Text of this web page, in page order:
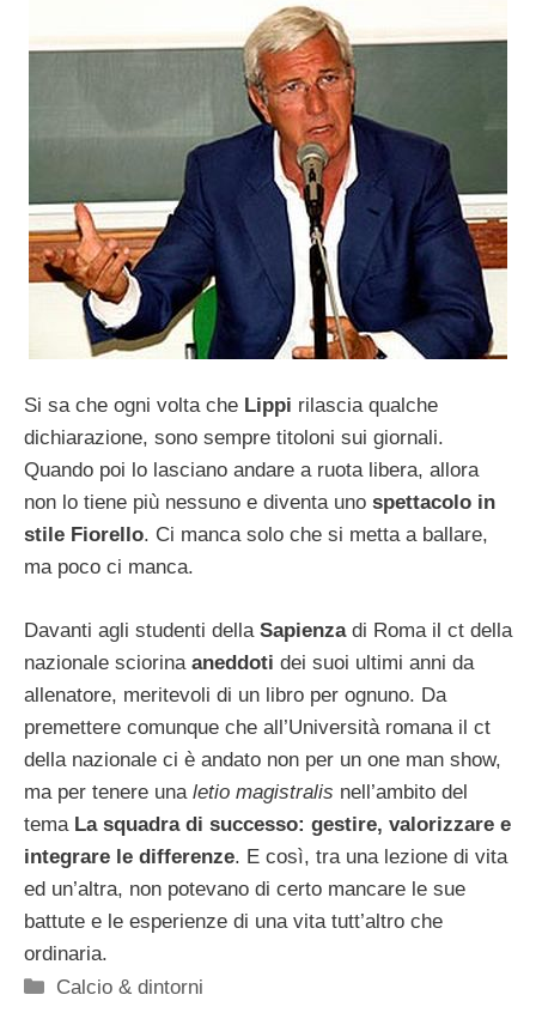
Si sa che ogni volta che Lippi rilascia qualche
dichiarazione, sono sempre titoloni sui giornali.
Quando poi lo lasciano andare a ruota libera, allora
non lo tiene più nessuno e diventa uno spettacolo in
stile Fiorello. Ci manca solo che si metta a ballare,
ma poco ci manca.
Davanti agli studenti della Sapienza di Roma il ct della
nazionale sciorina aneddoti dei suoi ultimi anni da
allenatore, meritevoli di un libro per ognuno. Da
premettere comunque che all’Università romana il ct
della nazionale ci è andato non per un one man show,
ma per tenere una letio magistralis nell’ambito del
tema La squadra di successo: gestire, valorizzare e
integrare le differenze. E così, tra una lezione di vita
ed un’altra, non potevano di certo mancare le sue
battute e le esperienze di una vita tutt’altro che
ordinaria.
Categorie
Calcio & dintorni